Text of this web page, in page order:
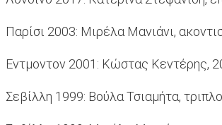
Παρίσι 2003: Μιρέλα Μανιάνι,
Εντμοντον 2001: Κώστας Κεντέρης,
Σεβίλλη 1999: Βούλα Τσιαμήτα,